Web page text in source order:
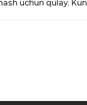
uchun qulay.